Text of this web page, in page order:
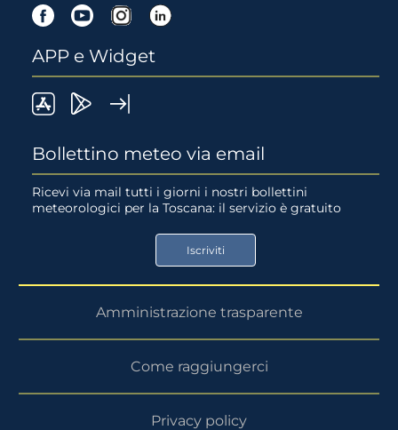
FacebookYoutubeInstagram
APP e Widget
LaMMA
su
App
Lamma
su
Google
Store
Bollettino meteo via email
Ricevi via mail tutti i giorni i nostri bollettini
meteorologici per la Toscana: il servizio è gratuito
Iscriviti
Amministrazione trasparente
Come raggiungerci
Privacy policy